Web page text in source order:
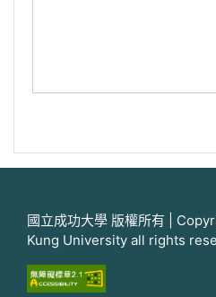
國立成功大學 版權所有 |
Kung University all rights